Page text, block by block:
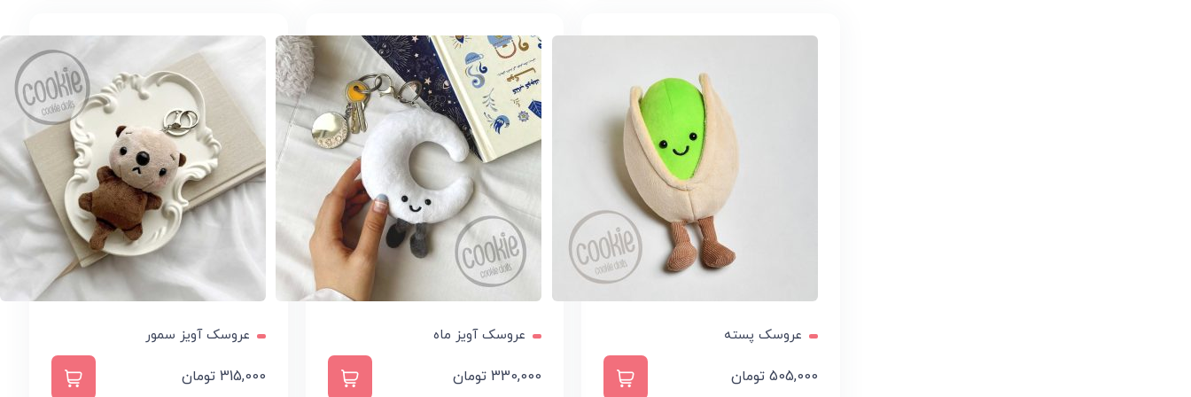
محصول
انتخاب
شوند
عروسک پسته
505,000 تومان
افزودن به سبد خرید
عروسک آویز ماه
330,000 تومان
افزودن به سبد خرید
عروسک آویز سمور
315,000 تومان
افزودن به سبد خرید